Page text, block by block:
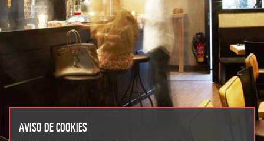
AVISO DE COOKIES